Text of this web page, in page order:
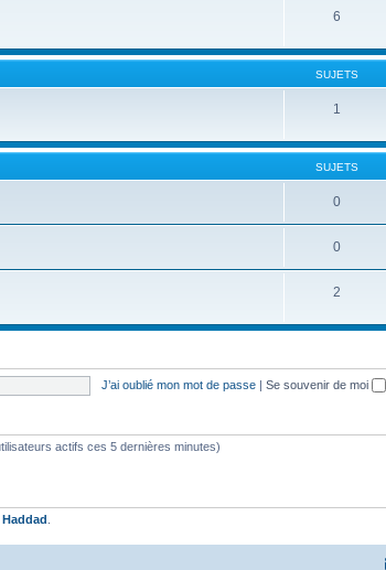
6
SUJETS
1
SUJETS
0
0
2
J’ai oublié mon mot de passe | Se souvenir de moi
actifs ces 5 dernières minutes)